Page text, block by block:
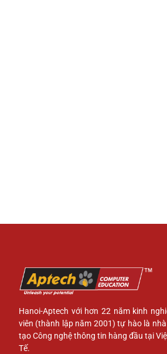
Hanoi-Aptech với hơn 22 năm kinh
viên (thành lập năm 2001) tự hào là
tạo Công nghệ thông tin hàng đầu tại
Tế.